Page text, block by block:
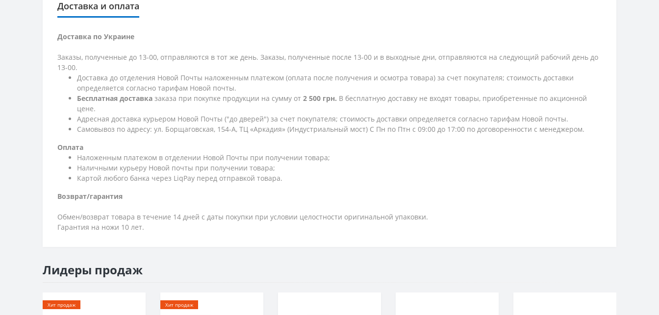
Доставка и оплата
Доставка по Украине
Заказы, полученные до 13-00, отправляются в тот же день. Заказы, полученные после 13-00 и в выходные дни, отправляются на следующий рабочий день до
13-00.
Доставка до отделения Новой Почты наложенным платежом (оплата после получения и осмотра товара) за счет покупателя; стоимость доставки
определяется согласно тарифам Новой почты.
Бесплатная доставка заказа при покупке продукции на сумму от 2 500 грн. В бесплатную доставку не входят товары, приобретенные по акционной
цене.
Адресная доставка курьером Новой Почты ("до дверей") за счет покупателя; стоимость доставки определяется согласно тарифам Новой почты.
Самовывоз по адресу: ул. Борщаговская, 154-А, ТЦ «Аркадия» (Индустриальный мост) С Пн по Птн с 09:00 до 17:00 по договоренности с менеджером.
Оплата
Наложенным платежом в отделении Новой Почты при получении товара;
Наличными курьеру Новой почты при получении товара;
Картой любого банка через LiqPay перед отправкой товара.
Возврат/гарантия
Обмен/возврат товара в течение 14 дней с даты покупки при условии целостности оригинальной упаковки.
Гарантия на ножи 10 лет.
Лидеры продаж
Хит продаж Хит продаж